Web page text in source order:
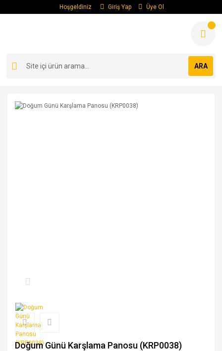
Hoşgeldiniz Giriş Yap Üye Ol
ARA
Doğum Günü Karşlama Panosu (KRP0038)